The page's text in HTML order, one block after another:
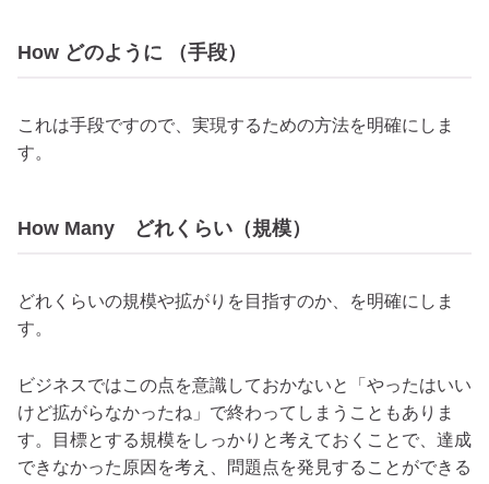
How どのように （手段）
これは手段ですので、実現するための方法を明確にしま
す。
How Many どれくらい（規模）
どれくらいの規模や拡がりを目指すのか、を明確にしま
す。
ビジネスではこの点を意識しておかないと「やったはいい
けど拡がらなかったね」で終わってしまうこともありま
す。目標とする規模をしっかりと考えておくことで、達成
できなかった原因を考え、問題点を発見することができる